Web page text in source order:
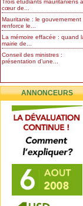
Trois étudiants mauritaniens
cœur de...
Mauritanie : le gouvernement
renforce le...
La mémoire effacée : quand
mairie de...
Conseil des ministres :
présentation d’une...
ANNONCEURS